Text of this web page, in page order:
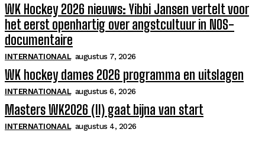
WK Hockey 2026 nieuws: Yibbi Jansen vertelt voor
het eerst openhartig over angstcultuur in NOS-
documentaire
INTERNATIONAAL augustus 7, 2026
WK hockey dames 2026 programma en uitslagen
INTERNATIONAAL augustus 6, 2026
Masters WK2026 (II) gaat bijna van start
INTERNATIONAAL augustus 4, 2026